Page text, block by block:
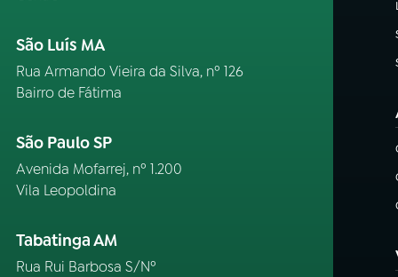
São Luís MA
Rua Armando Vieira da Silva, nº 126
Bairro de Fátima
São Paulo SP
Avenida Mofarrej, nº 1.200
Vila Leopoldina
Tabatinga AM
Rua Rui Barbosa S/Nº